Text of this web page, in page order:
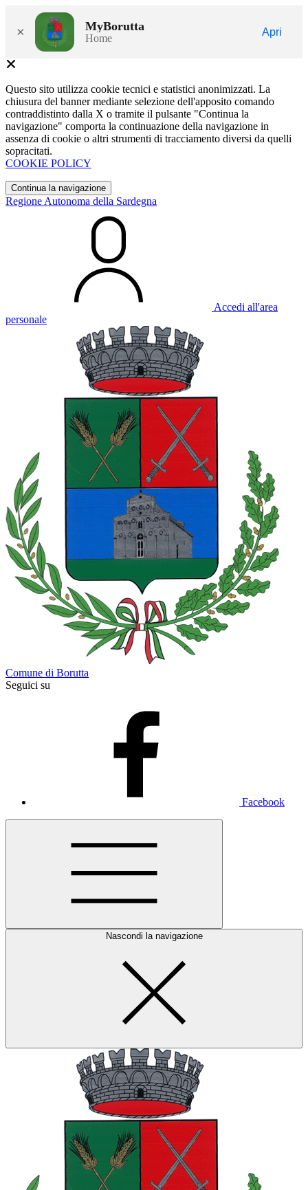
× MyBorutta
Home
Apri
Questo sito utilizza cookie tecnici e statistici anonimizzati. La
chiusura del banner mediante selezione dell'apposito comando
contraddistinto dalla X o tramite il pulsante "Continua la
navigazione" comporta la continuazione della navigazione in
assenza di cookie o altri strumenti di tracciamento diversi da quelli
sopracitati.
COOKIE POLICY
Continua la navigazione
Regione Autonoma della Sardegna
Accedi all'area
personale
Comune di Borutta
Seguici su
Facebook
Nascondi la navigazione